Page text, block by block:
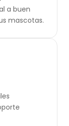
a buen
mascotas.